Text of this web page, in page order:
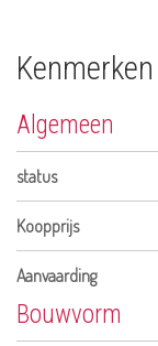
Kenmerken
Algemeen
status
Koopprijs
Aanvaarding
Bouwvorm